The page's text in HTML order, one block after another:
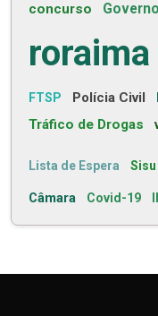
concurso Governo
roraima
FTSP Polícia Civil
Tráfico de Drogas
Lista de Espera Sisu
Câmara Covid-19